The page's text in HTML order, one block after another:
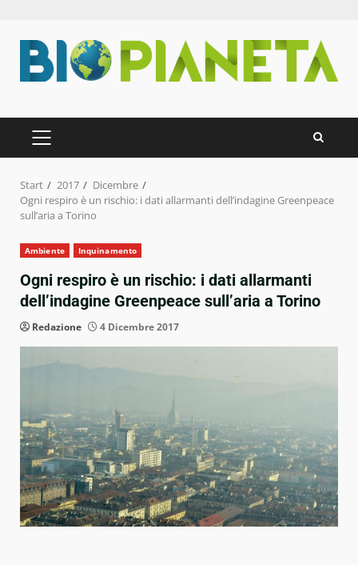
Inhalt
springen
PRIMÄRES
MENÜ
Start 2017
Dicembre
Ogni respiro è un rischio: i dati allarmanti dell’indagine Greenpeace
sull’aria a Torino
Ambiente Inquinamento
Ogni respiro è un rischio: i dati allarmanti
dell’indagine Greenpeace sull’aria a Torino
Redazione 4 Dicembre 2017